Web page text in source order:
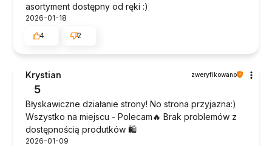
asortyment dostępny od ręki :)
2026-01-18
4
2
Krystian zweryfikowano
5
Błyskawiczne działanie strony! No strona przyjazna:)
Wszystko na miejscu - Polecam🔥 Brak problemów z
dostępnością produtków 🛍️
2026-01-09